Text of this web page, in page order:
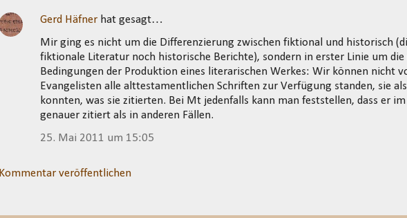
Gerd Häfner hat gesagt…
Mir ging es nicht um die Differenzierung zwischen fiktional und historisch
fiktionale Literatur noch historische Berichte), sondern in erster Linie um
Bedingungen der Produktion eines literarischen Werkes: Wir können nicht
Evangelisten alle alttestamentlichen Schriften zur Verfügung standen, sie
konnten, was sie zitierten. Bei Mt jedenfalls kann man feststellen, dass er im
genauer zitiert als in anderen Fällen.
25. Mai 2011 um 15:05
Kommentar veröffentlichen